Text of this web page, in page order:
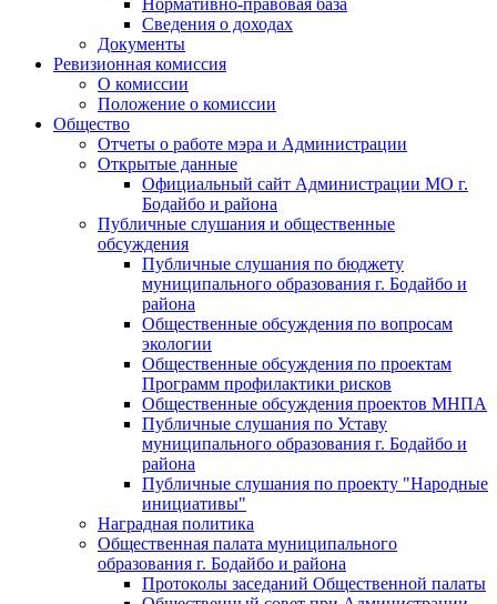
Нормативно-правовая база
Сведения о доходах
Документы
Ревизионная комиссия
О комиссии
Положение о комиссии
Общество
Отчеты о работе мэра и Администрации
Открытые данные
Официальный сайт Администрации МО г.
Бодайбо и района
Публичные слушания и общественные
обсуждения
Публичные слушания по бюджету
муниципального образования г. Бодайбо и
района
Общественные обсуждения по вопросам
экологии
Общественные обсуждения по проектам
Программ профилактики рисков
Общественные обсуждения проектов МНПА
Публичные слушания по Уставу
муниципального образования г. Бодайбо и
района
Публичные слушания по проекту "Народные
инициативы"
Наградная политика
Общественная палата муниципального
образования г. Бодайбо и района
Протоколы заседаний Общественной палаты